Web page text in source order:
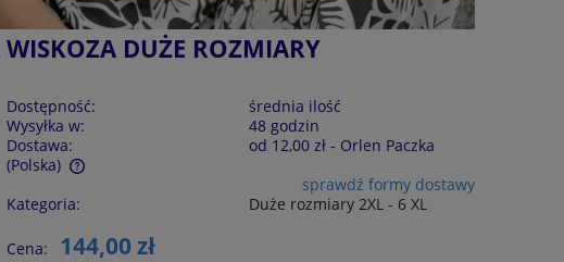
DUŻE ROZMIARY
Dostępność:
średnia ilość
Wysyłka w:
48 godzin
Dostawa:
od 12,00 zł - Orlen Paczka
(Polska)
sprawdź formy dostawy
Kategoria:
Duże rozmiary 2XL - 6 XL
Cena: 144,00 zł